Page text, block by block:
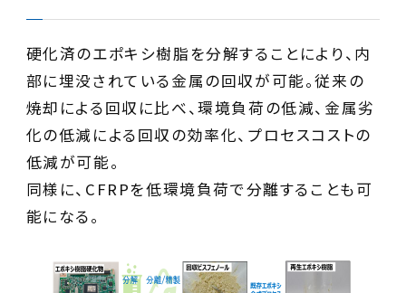
硬化済のエポキシ樹脂を分解することにより、内
部に埋没されている金属の回収が可能。従来の
焼却による回収に比べ、環境負荷の低減、金属劣
化の低減による回収の効率化、プロセスコストの
低減が可能。
同様に、CFRPを低環境負荷で分離することも可